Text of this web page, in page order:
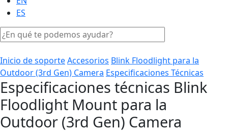
ES
Inicio de soporteAccesorios Blink Floodlight para la
Outdoor (3rd Gen) Camera Especificaciones Técnicas
Especificaciones técnicas Blink
Floodlight Mount para la
Outdoor (3rd Gen) Camera